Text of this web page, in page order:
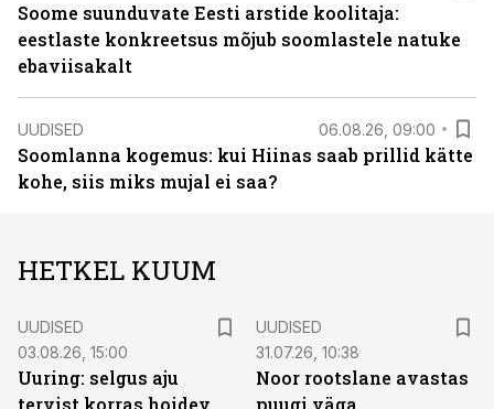
Soome suunduvate Eesti arstide koolitaja:
eestlaste konkreetsus mõjub soomlastele natuke
ebaviisakalt
UUDISED 06.08.26, 09:00
Soomlanna kogemus: kui Hiinas saab prillid kätte
kohe, siis miks mujal ei saa?
HETKEL KUUM
UUDISED
03.08.26, 15:00
Uuring: selgus aju
UUDISED
31.07.26, 10:38
Noor rootslane avastas